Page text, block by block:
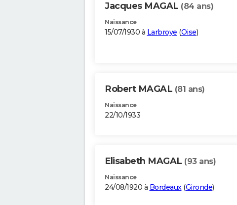
Jacques MAGAL (84 ans)
Naissance
15/07/1930 à Larbroye (Oise)
Robert MAGAL (81 ans)
Naissance
22/10/1933
Elisabeth MAGAL (93 ans)
Naissance
24/08/1920 à Bordeaux(Gironde)